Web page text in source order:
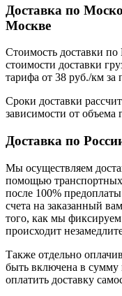
Доставка по
Москве
Стоимость доставки по
стоимости доставки
тарифа от 38 руб./км
Сроки доставки
зависимости от объема
Доставка по
Мы осуществляем
помощью
после 100%
счета на заказанный
того, как мы
происходит
Также отдельно
быть включена в
оплатить доставку